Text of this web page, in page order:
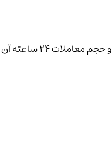
و حجم معاملات 24 ساعته آن